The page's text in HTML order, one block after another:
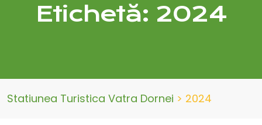
Etichetă: 2024
Statiunea Turistica Vatra Dornei > 2024